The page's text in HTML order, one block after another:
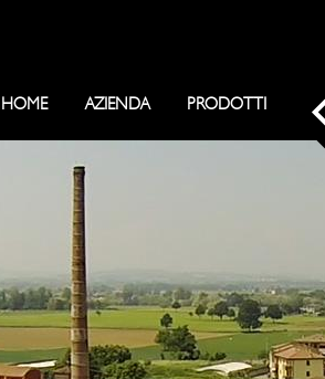
HOME AZIENDA PRODOTTI